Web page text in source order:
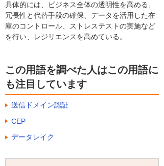
具体的には、ビジネス全体の透明性を高める、
冗長性と代替手段の確保、データを活用した在
庫のコントロール、ストレステストの実施など
を行い、レジリエンスを高めている。
この用語を調べた人はこの用語に
も注目しています
送信ドメイン認証
CEP
データレイク